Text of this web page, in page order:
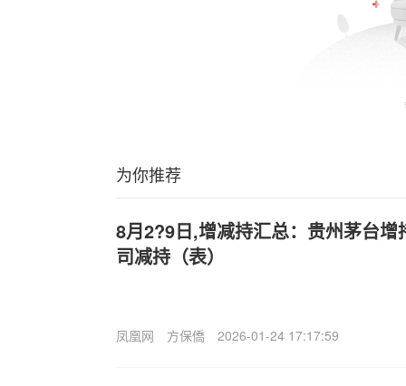
为你推荐
8月2?9日,增减持汇总：贵州茅台
司减持（表）
凤凰网 方保僑 2026-01-24 17:17:59